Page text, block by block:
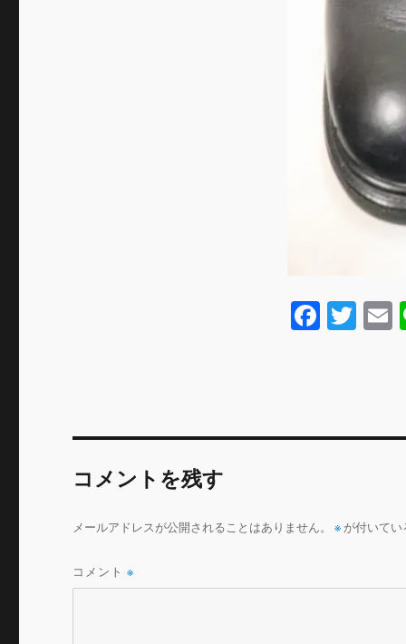
F
b
k
T
r
コメントを残す
メールアドレスが公開されることはありません。 ※ が付いて
コメント※